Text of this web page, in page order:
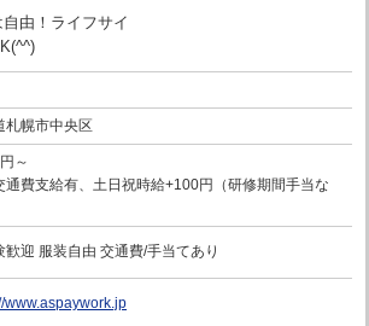
由！ライフサイ
札幌市中央区
～
通費支給有、土日祝時給+100円（研修期間手当な
歓迎 服装自由 交通費/手当てあり
www.aspaywork.jp